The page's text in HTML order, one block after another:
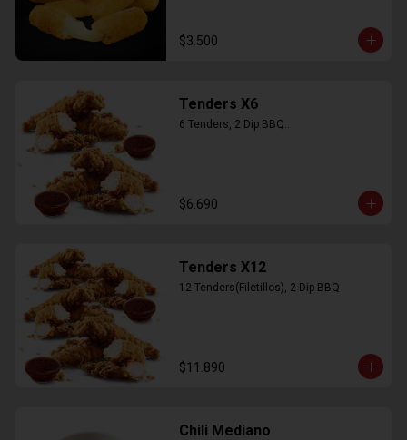
$3.500
Tenders X6
6 Tenders, 2 Dip BBQ..
$6.690
Tenders X12
12 Tenders(Filetillos), 2 Dip BBQ
$11.890
Chili Mediano